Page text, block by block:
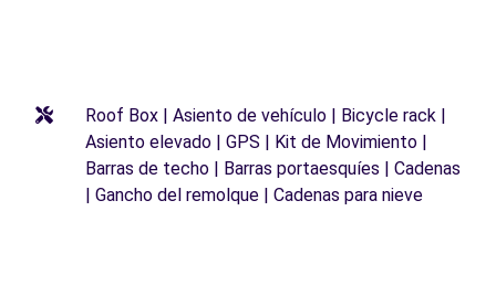
Roof Box | Asiento de vehículo | Bicycle rack |
Asiento elevado | GPS | Kit de Movimiento |
Barras de techo | Barras portaesquíes | Cadenas
| Gancho del remolque | Cadenas para nieve